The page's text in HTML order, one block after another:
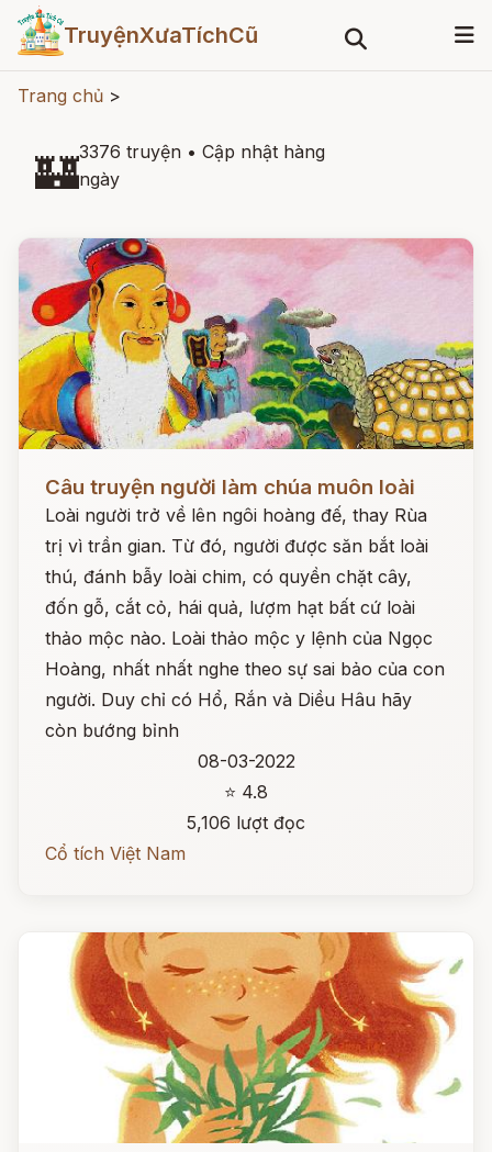
TruyệnXưaTíchCũ
Trang chủ >
🏰3376 truyện • Cập nhật hàng
ngày
Câu truyện người làm chúa muôn loài
Loài người trở về lên ngôi hoàng đế, thay Rùa
trị vì trần gian. Từ đó, người được săn bắt loài
thú, đánh bẫy loài chim, có quyền chặt cây,
đốn gỗ, cắt cỏ, hái quả, lượm hạt bất cứ loài
thảo mộc nào. Loài thảo mộc y lệnh của Ngọc
Hoàng, nhất nhất nghe theo sự sai bảo của con
người. Duy chỉ có Hổ, Rắn và Diều Hâu hãy
còn bướng bỉnh
08-03-2022
⭐ 4.8
5,106 lượt đọc
Cổ tích Việt Nam